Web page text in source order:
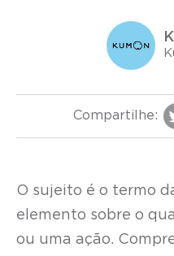
Compartilhe:
O sujeito é o termo
elemento sobre o
ou uma ação.